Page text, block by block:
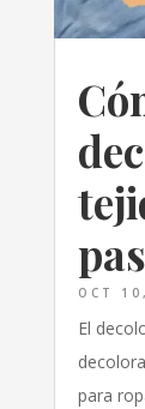
OCT
El
para